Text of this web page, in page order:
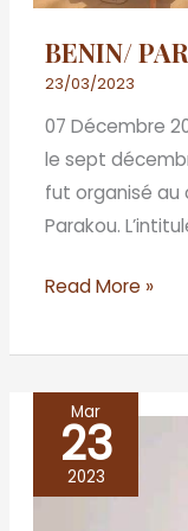
BENIN/
23/03/2023
07 Décembre
le sept
fut organisé au
Parakou.
Read More »
Mar
23
2023
BÉNIN